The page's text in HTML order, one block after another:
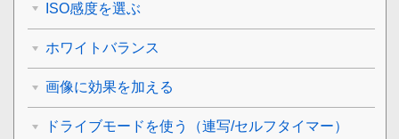
ISO感度を選ぶ
ホワイトバランス
画像に効果を加える
ドライブモードを使う（連写/セルフタイマー）